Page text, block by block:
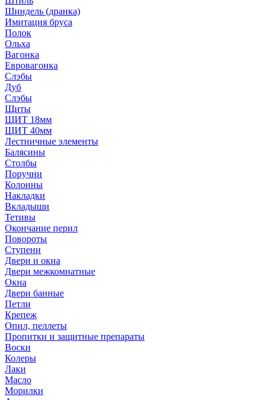
Шиндель (дранка)
Имитация бруса
Полок
Ольха
Вагонка
Евровагонка
Слэбы
Дуб
Слэбы
Щиты
ЩИТ 18мм
ЩИТ 40мм
Лестничные элементы
Балясины
Столбы
Поручни
Колонны
Накладки
Вкладыши
Тетивы
Окончание перил
Повороты
Ступени
Двери и окна
Двери межкомнатные
Окна
Двери банные
Петли
Крепеж
Опил, пеллеты
Пропитки и защитные препараты
Воски
Колеры
Лаки
Масло
Морилки